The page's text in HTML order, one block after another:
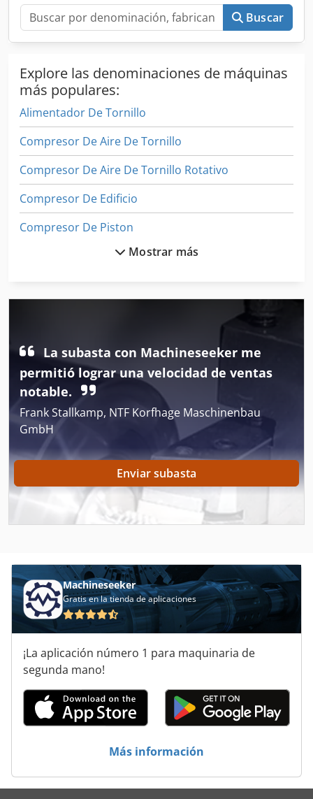
Buscar
Explore las denominaciones de máquinas
más populares:
Alimentador De Tornillo
Compresor De Aire De Tornillo
Compresor De Aire De Tornillo Rotativo
Compresor De Edificio
Compresor De Piston
Compresor De Pistón De Elevación
Compresor De Tornillo Rotativo
Compresor Tipo Tornillo
Compresores De Refrigeracion
Compresores De Tornillo Usados
Estirador De Tornillo Doble
Extrusora De Doble Tornillo
Ingersoll Rand Comresores De Tornillo
Máquina De Desbarbado
Máquina De Envasado
Máquina De Sellado
Máquina De Tornillo
Máquinas De Perforación
Mostrar más
La subasta con Machineseeker me
permitió lograr una velocidad de ventas
notable.
Frank Stallkamp, NTF Korfhage Maschinenbau
GmbH
Enviar subasta
Machineseeker
Gratis en la tienda de aplicaciones
¡La aplicación número 1 para maquinaria de
segunda mano!
Más información